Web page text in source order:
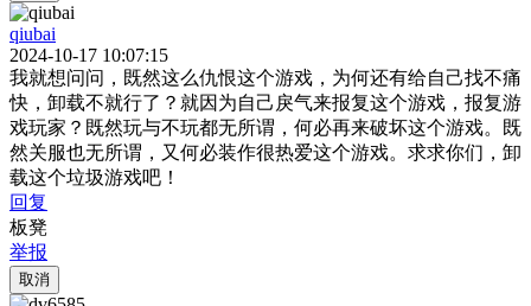
qiubai
2024-10-17 10:07:15
我就想问问，既然这么仇恨这个游戏，为何还有给自己找不痛
快，卸载不就行了？就因为自己戾气来报复这个游戏，报复游
戏玩家？既然玩与不玩都无所谓，何必再来破坏这个游戏。既
然关服也无所谓，又何必装作很热爱这个游戏。求求你们，卸
载这个垃圾游戏吧！
回复
板凳
举报
取消